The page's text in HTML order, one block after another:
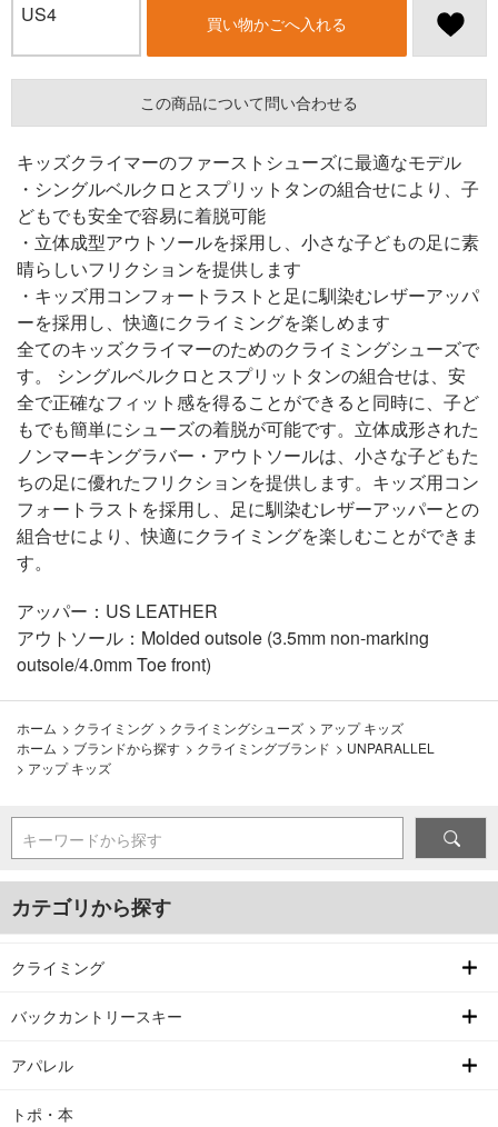
US4 買い物かごへ入れる
この商品について問い合わせる
キッズクライマーのファーストシューズに最適なモデル
・シングルベルクロとスプリットタンの組合せにより、子
どもでも安全で容易に着脱可能
・立体成型アウトソールを採用し、小さな子どもの足に素
晴らしいフリクションを提供します
・キッズ用コンフォートラストと足に馴染むレザーアッパ
ーを採用し、快適にクライミングを楽しめます
全てのキッズクライマーのためのクライミングシューズで
す。 シングルベルクロとスプリットタンの組合せは、安
全で正確なフィット感を得ることができると同時に、子ど
もでも簡単にシューズの着脱が可能です。立体成形された
ノンマーキングラバー・アウトソールは、小さな子どもた
ちの足に優れたフリクションを提供します。キッズ用コン
フォートラストを採用し、足に馴染むレザーアッパーとの
組合せにより、快適にクライミングを楽しむことができま
す。
アッパー：US LEATHER
アウトソール：Molded outsole (3.5mm non-marking
outsole/4.0mm Toe front)
ホーム > クライミング > クライミングシューズ > アップ キッズ
ホーム > ブランドから探す > クライミングブランド > UNPARALLEL
> アップ キッズ
キーワードから探す
カテゴリから探す
クライミング
バックカントリースキー
アパレル
トポ・本